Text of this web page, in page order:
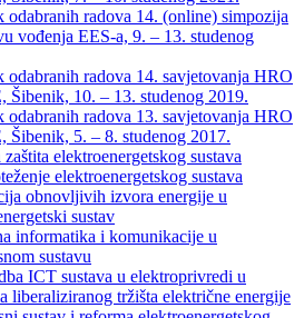
odabranih radova 14. (online) simpozija
vođenja EES-a, 9. – 13. studenog
odabranih radova 14. savjetovanja HRO
Šibenik, 10. – 13. studenog 2019.
odabranih radova 13. savjetovanja HRO
Šibenik, 5. – 8. studenog 2017.
elektroenergetskog sustava
elektroenergetskog sustava
obnovljivih izvora energije u
sustav
informatika i komunikacije u
sustavu
ICT sustava u elektroprivredi u
liberaliziranog tržišta električne energije